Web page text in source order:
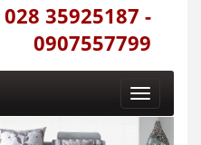
028 35925187 -
0907557799
Toggle